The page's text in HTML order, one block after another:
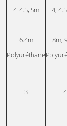
4, 4.5, 5m 4,
6.4m 8m,
Polyuréthane
3 4